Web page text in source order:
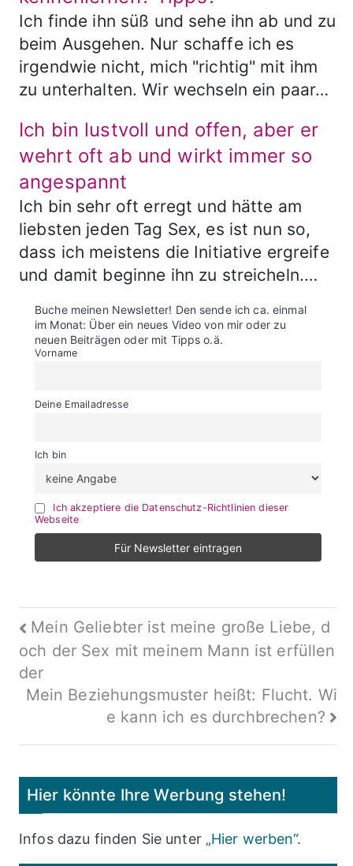
Ich finde ihn süß und sehe ihn ab und zu
beim Ausgehen. Nur schaffe ich es
irgendwie nicht, mich "richtig" mit ihm
zu unterhalten. Wir wechseln ein paar…
Ich bin lustvoll und offen, aber er
wehrt oft ab und wirkt immer so
angespannt
Ich bin sehr oft erregt und hätte am
liebsten jeden Tag Sex, es ist nun so,
dass ich meistens die Initiative ergreife
und damit beginne ihn zu streicheln.…
Buche meinen Newsletter! Den sende ich ca. einmal
im Monat: Über ein neues Video von mir oder zu
neuen Beiträgen oder mit Tipps o.ä.
Vorname
Deine Emailadresse
Ich bin
Ich akzeptiere die Datenschutz-Richtlinien dieser
Webseite
Beitragsnavigation
Mein Geliebter ist meine große Liebe, d
och der Sex mit meinem Mann ist erfüllen
der
Mein Beziehungsmuster heißt: Flucht. Wi
e kann ich es durchbrechen?
Hier könnte Ihre Werbung stehen!
Infos dazu finden Sie unter „Hier werben“.